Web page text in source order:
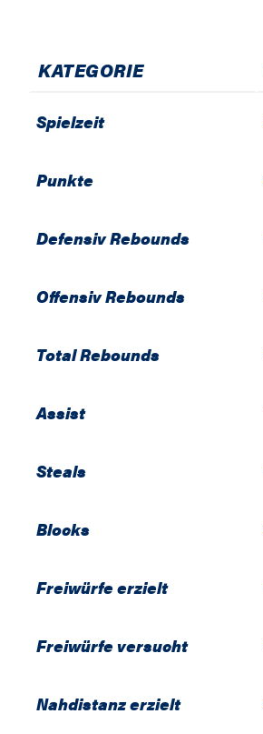
KATEGORIE
Spielzeit
Punkte
Defensiv Rebounds
Offensiv Rebounds
Total Rebounds
Assist
Steals
Blocks
Freiwürfe erzielt
Freiwürfe versucht
Nahdistanz erzielt